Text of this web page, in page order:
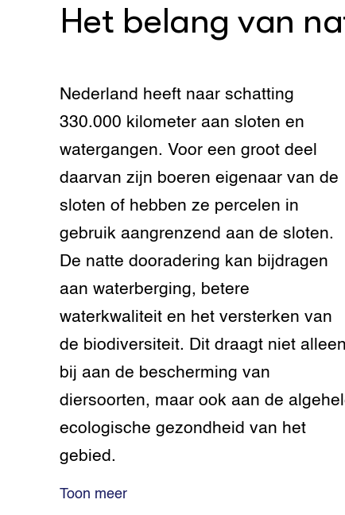
Het belang van
Nederland heeft naar schatting
330.000 kilometer aan sloten en
watergangen. Voor een groot deel
daarvan zijn boeren eigenaar van de
sloten of hebben ze percelen in
gebruik aangrenzend aan de sloten.
De natte dooradering kan bijdragen
aan waterberging, betere
waterkwaliteit en het versterken van
de biodiversiteit. Dit draagt niet alleen
bij aan de bescherming van
diersoorten, maar ook aan de
ecologische gezondheid van het
gebied.
Toon meer